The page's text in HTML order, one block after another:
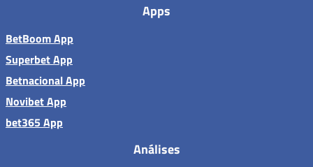
Apps
BetBoom App
Superbet App
Betnacional App
Novibet App
bet365 App
Análises